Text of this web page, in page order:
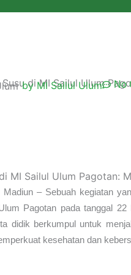
di MI Sailul Ulum
by MI Sailul Ulum No
– Sebuah kegiatan
Pagotan pada tanggal
didik berkumpul untuk
kesehatan dan